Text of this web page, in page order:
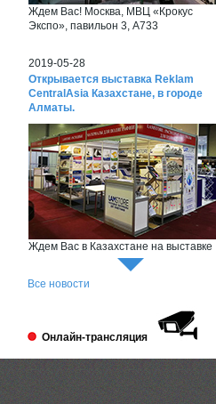
Ждем Вас! Москва, МВЦ «Крокус
Экспо», павильон 3, А733
2019-05-28
Открывается выставка Reklam
CentralAsia Казахстане, в городе
Алматы.
Ждем Вас в Казахстане на выставке
Reklam CentralAsia
2018-06-26
Ждем Вас в павильоне №3 Зал №14
Все новости
Онлайн-трансляция